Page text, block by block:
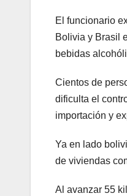
El funcionario
Bolivia y Brasil
bebidas
Cientos de
dificulta el
importación y
Ya en lado
de viviendas
Al avanzar 55